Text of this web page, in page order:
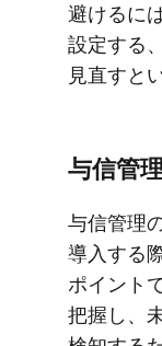
避けるに
設定する
見直すと​
与信管
与信管理
導入する​
ポイント
把握し、​